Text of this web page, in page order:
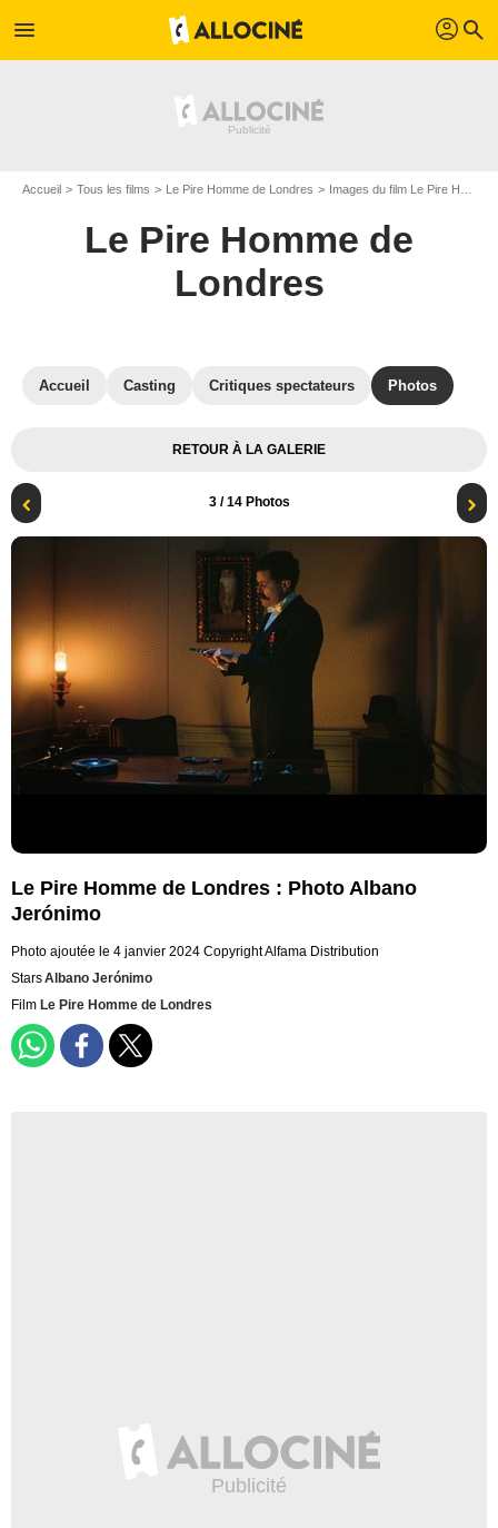
menu profil search
Accueil Tous les films Le Pire Homme de Londres Images du film Le Pire Homme de Londres
Le Pire Homme de
Londres
Accueil Casting Critiques spectateurs Photos
RETOUR À LA GALERIE
3/ 14 Photos
Le Pire Homme de Londres : Photo Albano
Jerónimo
Photo ajoutée le 4 janvier 2024 Copyright Alfama Distribution
StarsAlbano Jerónimo
Film Le Pire Homme de Londres